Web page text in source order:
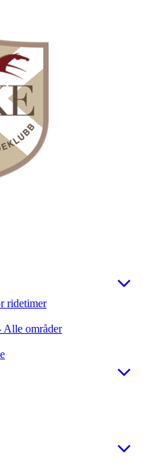
ridetimer
Alle områder